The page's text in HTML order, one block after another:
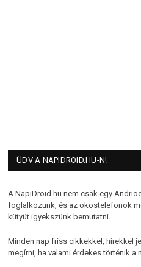
ÜDV A NAPIDROID.HU-N!
A NapiDroid.hu nem csak egy
foglalkozunk, és az okostelefonok
kütyüt igyekszünk bemutatni.
Minden nap friss cikkekkel, hírekkel
megírni, ha valami érdekes történik a